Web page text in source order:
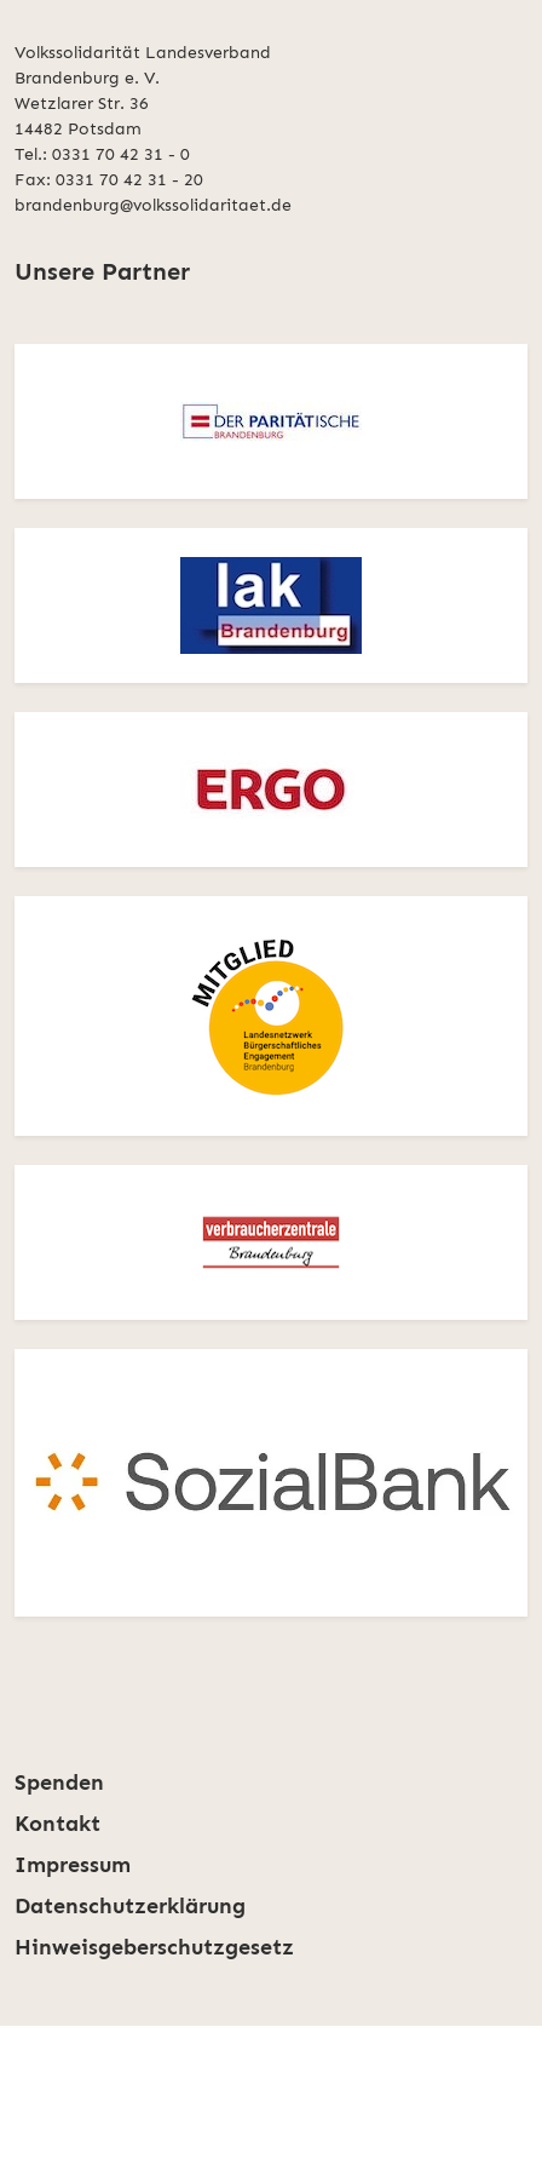
Volkssolidarität Landesverband
Brandenburg e. V.
Wetzlarer Str. 36
14482 Potsdam
Tel.: 0331 70 42 31 - 0
Fax: 0331 70 42 31 - 20
brandenburg@volkssolidaritaet.de
Unsere Partner
Spenden
Kontakt
Impressum
Datenschutzerklärung
Hinweisgeberschutzgesetz